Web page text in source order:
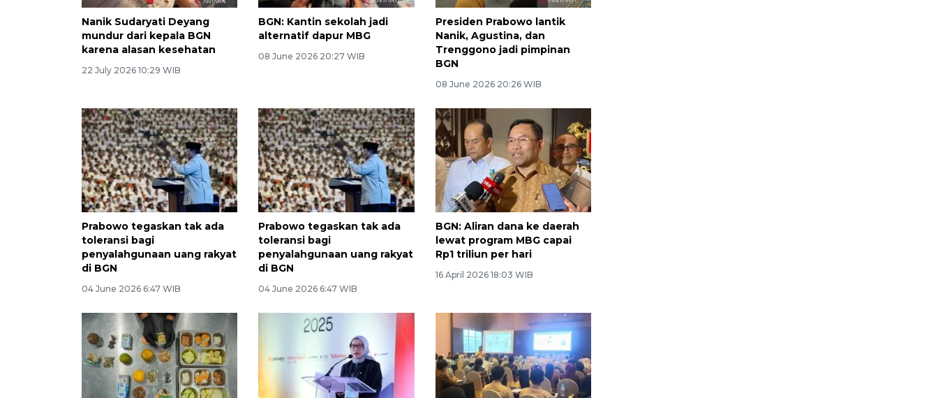
Nanik Sudaryati Deyang
mundur dari kepala BGN
karena alasan kesehatan
22 July 2026 10:29 WIB
BGN: Kantin sekolah jadi
alternatif dapur MBG
08 June 2026 20:27 WIB
Presiden Prabowo lantik
Nanik, Agustina, dan
Trenggono jadi pimpinan
BGN
08 June 2026 20:26 WIB
Prabowo tegaskan tak ada
toleransi bagi
penyalahgunaan uang rakyat
di BGN
04 June 2026 6:47 WIB
Prabowo tegaskan tak ada
toleransi bagi
penyalahgunaan uang rakyat
di BGN
04 June 2026 6:47 WIB
BGN: Aliran dana ke daerah
lewat program MBG capai
Rp1 triliun per hari
16 April 2026 18:03 WIB